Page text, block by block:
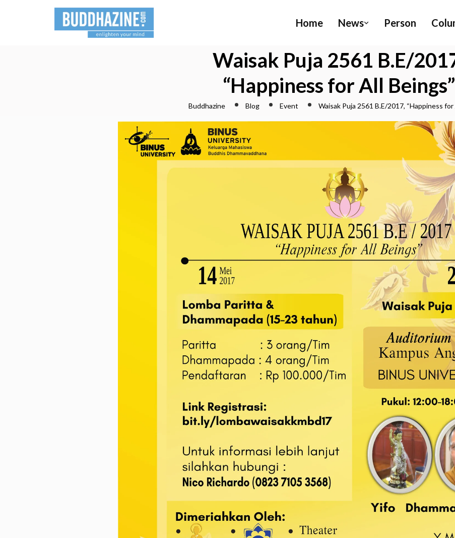
Home News Person
Waisak Puja 2561 B.E/
“Happiness for All Beings”
Buddhazine Blog Event Waisak Puja 2561 B.E/2017, “Happiness for